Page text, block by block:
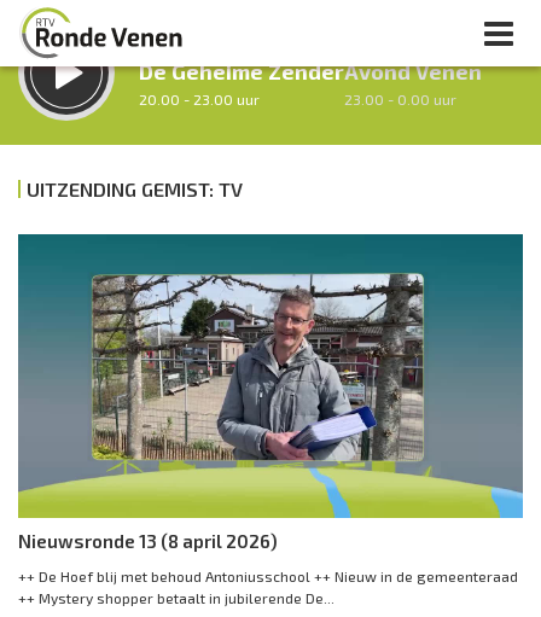
LUISTER LIVE:
De Geheime Zender
20.00 - 23.00 uur
Avond Venen
23.00 - 0.00 uur
Vorig uur Volgend uur
Inklappen
UITZENDING GEMIST: TV
Nieuwsronde 13 (8 april 2026)
++ De Hoef blij met behoud Antoniusschool ++ Nieuw in de gemeenteraad
++ Mystery shopper betaalt in jubilerende De...